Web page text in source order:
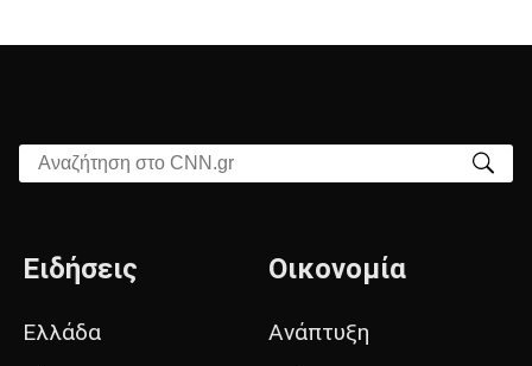
Αναζήτηση στο CNN.gr
Ειδήσεις
Ελλάδα
Οικονομία
Ανάπτυξη